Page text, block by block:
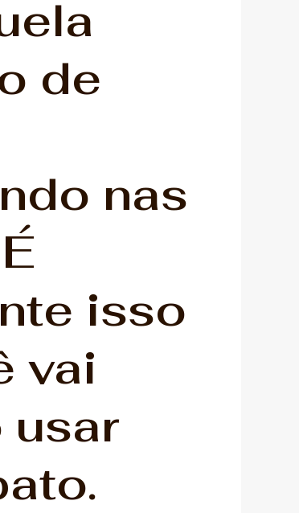
de
nas
isso
vai
usar